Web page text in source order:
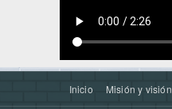
Inicio Misión y visión